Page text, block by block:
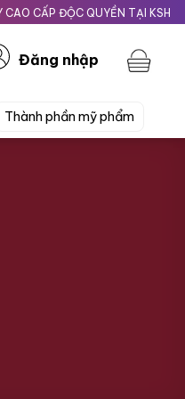
ĐỘC QUYỀN TẠI
Đăng nhập
Thành phần mỹ phẩm